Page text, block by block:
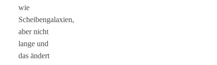
wie
Scheibengalaxien,
aber nicht
lange und
das ändert